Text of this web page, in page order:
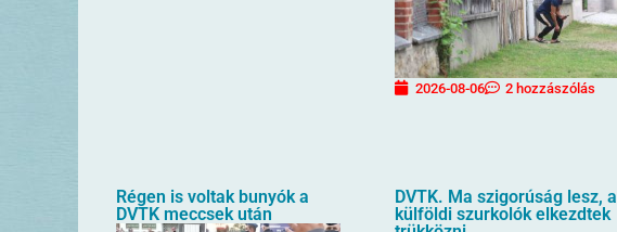
2026-08-06 2 hozzászólás
Régen is voltak bunyók a
DVTK meccsek után
DVTK. Ma szigorúság lesz, a
külföldi szurkolók elkezdtek